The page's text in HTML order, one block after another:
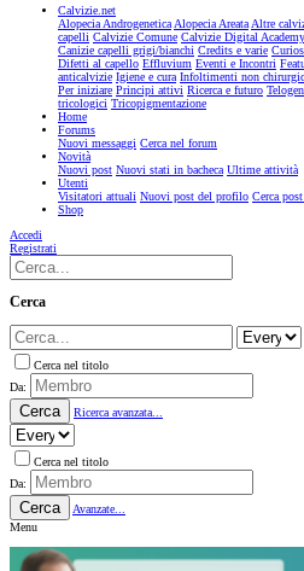
Calvizie.net
Alopecia AndrogeneticaAlopecia AreataAltre
capelli Calvizie Comune Calvizie Digital Academy
Canizie capelli grigi/bianchi Credits e varie
Difetti al capello Effluvium Eventi e Incontri
anticalvizie Igiene e cura Infoltimenti non
Per iniziare Principi attivi Ricerca e futuro
tricologici Tricopigmentazione
Home
Forums
Nuovi messaggi Cerca nel forum
Novità
Nuovi post Nuovi stati in bacheca Ultime attività
Utenti
Visitatori attuali Nuovi post del profilo Cerca
Shop
Accedi
Registrati
Cerca
Cerca nel titolo
Da:
Cerca Ricerca avanzata...
Cerca nel titolo
Da:
Cerca
Avanzate...
Menu